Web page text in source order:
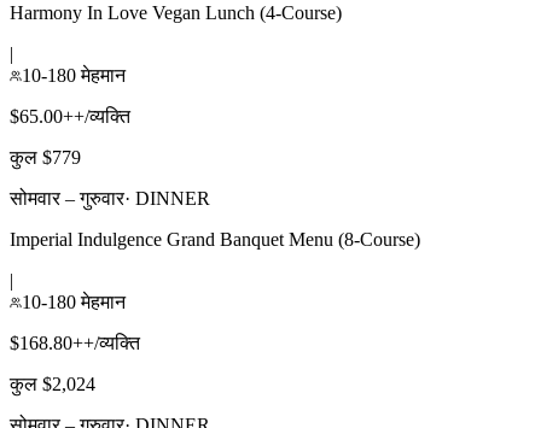
Harmony In Love Vegan Lunch (4-Course)
|
10-180 मेहमान
$65.00++/व्यक्ति
कुल $779
सोमवार – गुरुवार· DINNER
Imperial Indulgence Grand Banquet Menu (8-Course)
|
10-180 मेहमान
$168.80++/व्यक्ति
कुल $2,024